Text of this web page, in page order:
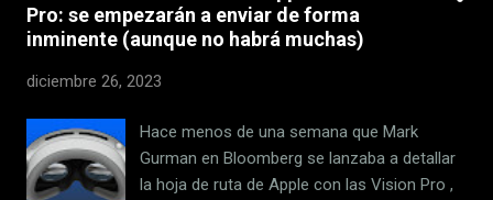
obvia inspiración en 'Star Wars' (la película
se planteó como una secuela oficial que no
interesó a Lucasfilm) juega más en su
desarrollo de personajes y la estética
derivativa han interesado poco (aunque justo
es también decirlo, de momento la película
Pro: se empezarán a enviar de forma
inminente (aunque no habrá muchas)
diciembre 26, 2023
Hace menos de una semana que Mark
Gurman en Bloomberg se lanzaba a detallar
la hoja de ruta de Apple con las Vision Pro ,